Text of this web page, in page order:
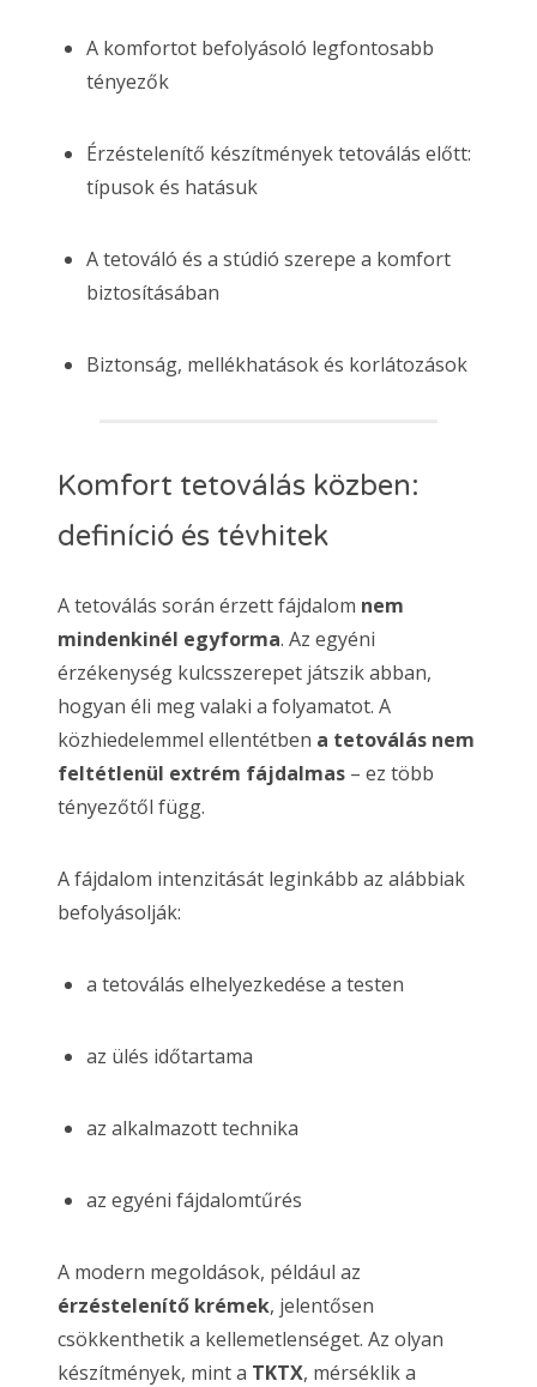
A komfortot befolyásoló legfontosabb
tényezők
Érzéstelenítő készítmények tetoválás előtt:
típusok és hatásuk
A tetováló és a stúdió szerepe a komfort
biztosításában
Biztonság, mellékhatások és korlátozások
Komfort tetoválás közben:
definíció és tévhitek
A tetoválás során érzett fájdalom nem
mindenkinél egyforma. Az egyéni
érzékenység kulcsszerepet játszik abban,
hogyan éli meg valaki a folyamatot. A
közhiedelemmel ellentétben a tetoválás nem
feltétlenül extrém fájdalmas – ez több
tényezőtől függ.
A fájdalom intenzitását leginkább az alábbiak
befolyásolják:
a tetoválás elhelyezkedése a testen
az ülés időtartama
az alkalmazott technika
az egyéni fájdalomtűrés
A modern megoldások, például az
érzéstelenítő krémek, jelentősen
csökkenthetik a kellemetlenséget. Az olyan
készítmények, mint a TKTX, mérséklik a